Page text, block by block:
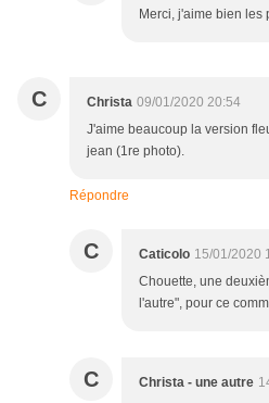
Merci, j'aime bien les
C Christa 09/01/2020 20:54
J'aime beaucoup la version
jean (1re photo).
Répondre
C Caticolo 15/01/2020
Chouette, une
l'autre", pour ce
C Christa - une autre